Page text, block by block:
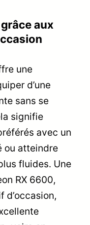
aux
une
d’une
sans se
signifie
avec un
ou atteindre
fluides. Une
RX 6600,